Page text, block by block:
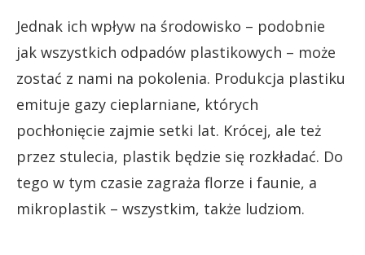
Jednak ich wpływ na środowisko – podobnie
jak wszystkich odpadów plastikowych – może
zostać z nami na pokolenia. Produkcja plastiku
emituje gazy cieplarniane, których
pochłonięcie zajmie setki lat. Krócej, ale też
przez stulecia, plastik będzie się rozkładać. Do
tego w tym czasie zagraża florze i faunie, a
mikroplastik – wszystkim, także ludziom.